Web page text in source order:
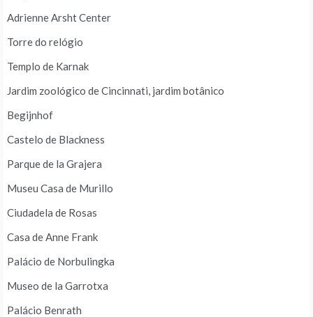
Adrienne Arsht Center
Torre do relógio
Templo de Karnak
Jardim zoológico de Cincinnati, jardim botânico
Begijnhof
Castelo de Blackness
Parque de la Grajera
Museu Casa de Murillo
Ciudadela de Rosas
Casa de Anne Frank
Palácio de Norbulingka
Museo de la Garrotxa
Palácio Benrath